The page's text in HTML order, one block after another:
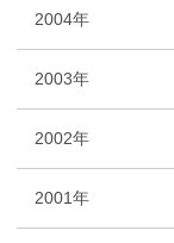
2004年
2003年
2002年
2001年